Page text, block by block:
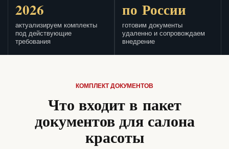
2026
актуализируем комплекты
под действующие
требования
по России
готовим документы
удаленно и сопровождаем
внедрение
КОМПЛЕКТ ДОКУМЕНТОВ
Что входит в пакет
документов для салона
красоты